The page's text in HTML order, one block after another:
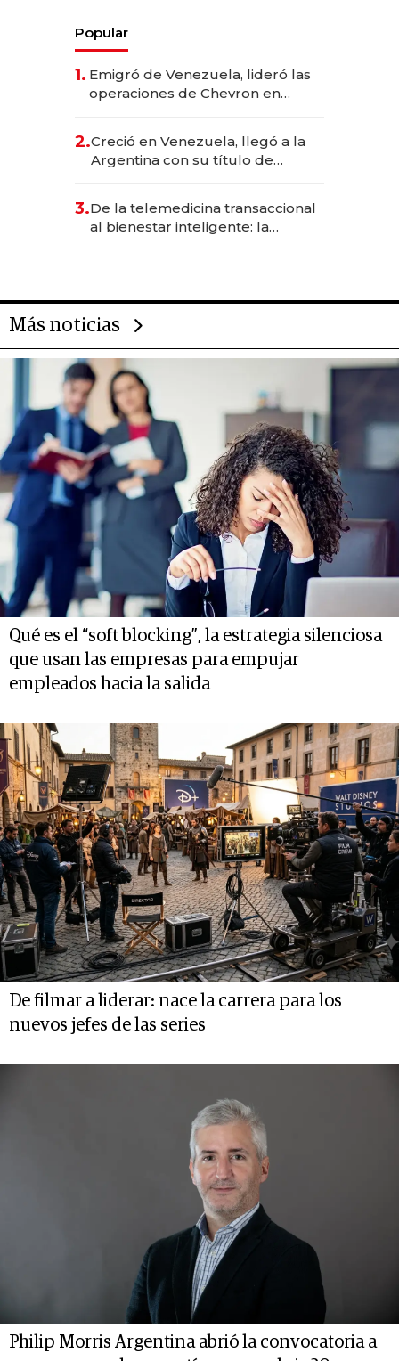
Popular
1. Emigró de Venezuela, lideró las
operaciones de Chevron en
2.Creció en Venezuela, llegó a la
Argentina con su título de
las marcas "fast premium"
3.De la telemedicina transaccional
al bienestar inteligente: la
Más noticias
Qué es el “soft blocking”, la estrategia silenciosa
que usan las empresas para empujar
empleados hacia la salida
De filmar a liderar: nace la carrera para los
nuevos jefes de las series
Philip Morris Argentina abrió la convocatoria a